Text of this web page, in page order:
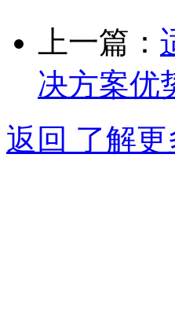
上一篇：
决方案优
返回 了解